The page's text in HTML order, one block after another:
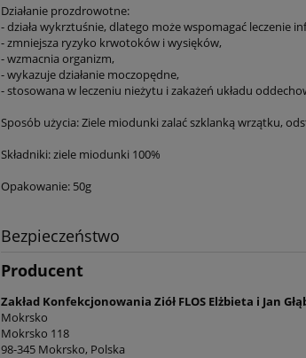
Działanie prozdrowotne:
- działa wykrztuśnie, dlatego może wspomagać leczenie
- zmniejsza ryzyko krwotoków i wysięków,
- wzmacnia organizm,
- wykazuje działanie moczopędne,
- stosowana w leczeniu nieżytu i zakażeń układu
Sposób użycia: Ziele miodunki zalać szklanką wrzątku,
Składniki: ziele miodunki 100%
Opakowanie: 50g
Bezpieczeństwo
Producent
Zakład Konfekcjonowania Ziół FLOS Elżbieta i Jan
Mokrsko
Mokrsko 118
98-345 Mokrsko, Polska